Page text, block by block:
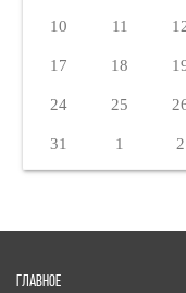
10 11
17 18
24 25
31 1 2
ГЛАВНОЕ